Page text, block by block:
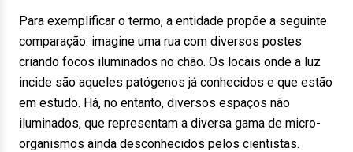
Para exemplificar o termo, a entidade propõe a seguinte
comparação: imagine uma rua com diversos postes
criando focos iluminados no chão. Os locais onde a luz
incide são aqueles patógenos já conhecidos e que estão
em estudo. Há, no entanto, diversos espaços não
iluminados, que representam a diversa gama de micro-
organismos ainda desconhecidos pelos cientistas.